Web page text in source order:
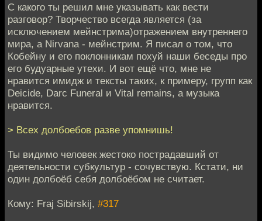
С какого ты решил мне указывать как вести
разговор? Творчество всегда является (за
исключением мейнстрима)отражением внутреннего
мира, а Nirvana - мейнстрим. Я писал о том, что
Кобейну и его поклонникам похуй наши беседы про
его будуарные утехи. И вот ещё что, мне не
нравится имидж и тексты таких, к примеру, групп как
Deicide, Darc Funeral и Vital remains, а музыка
нравится.
> Всех долбоебов разве упомнишь!
Ты видимо человек жестоко пострадавший от
деятельности субкультур - сочувствую. Кстати, ни
один долбоёб себя долбоёбом не считает.
Кому: Fraj Sibirskij, #317